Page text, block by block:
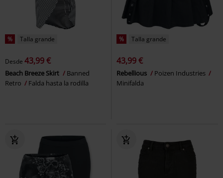
% Talla grande
Desde 43,99 €
Beach Breeze Skirt
Banned
Retro
Falda hasta la rodilla
% Talla grande
43,99 €
Rebellious
Poizen Industries
Minifalda